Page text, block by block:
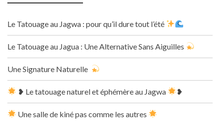
Le Tatouage au Jagwa : pour qu’il dure tout l’été
Le Tatouage au Jagua : Une Alternative Sans Aiguilles
Une Signature Naturelle
❥ Le tatouage naturel et éphémère au Jagwa ❥
Une salle de kiné pas comme les autres